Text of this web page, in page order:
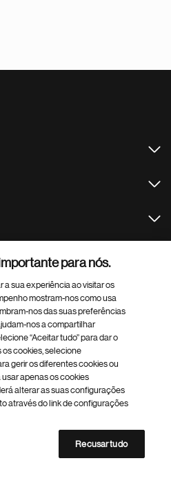
Portugal
Mapa do site
sites da Novartis
ao público em Portugal
para nós.
a sua experiência ao visitar os
mostram-nos como usa
nos das suas preferências
nos a compartilhar
“Aceitar tudo” para dar o
cookies, selecione
gerir os diferentes cookies ou
usar apenas os cookies
alterar as suas configurações
através do link de configurações
Recusar tudo